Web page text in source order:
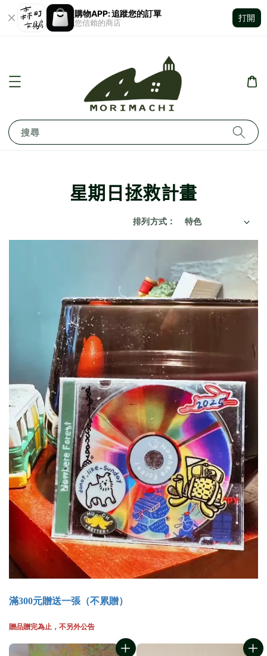
購物APP: 追蹤您的訂單
您信賴的商店
打開
搜尋
星期日拯救計畫
排列方式 :
滿300元贈送一張（不累贈）
贈品贈完為止，不另外公告